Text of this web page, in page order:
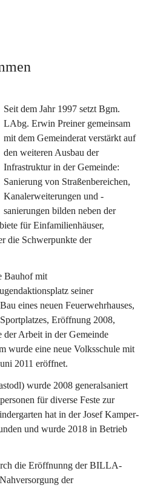
Seit dem Jahr 1997 setzt Bgm.
LAbg. Erwin Preiner gemeinsam
mit dem Gemeinderat verstärkt auf
den weiteren Ausbau der
Infrastruktur in der Gemeinde:
Sanierung von Straßenbereichen,
Kanalerweiterungen und -
sanierungen bilden neben der
für Einfamilienhäuser,
die Schwerpunkte der
Bauhof mit
seiner
eines neuen Feuerwehrhauses,
Eröffnung 2008,
der Arbeit in der Gemeinde
wurde eine neue Volksschule mit
2011 eröffnet.
wurde 2008 generalsaniert
für diverse Feste zur
hat in der Josef Kamper-
und wurde 2018 in Betrieb
die Eröffnunng der BILLA-
der